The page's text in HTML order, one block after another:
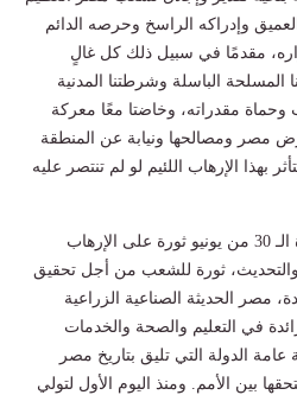
وإدراكه الراسخ وحرصه الدائم
مقدمًا في سبيل ذلك كل غالٍ
المسلحة الباسلة وشرطتنا المدنية
وحماة مقدراته، وخاضتا معًا معركة
مصر ومصالحها ونيابة عن المنطقة
بهذا الإرهاب اللئيم لو لم تنتصر عليه
أبناء مصر الكرام، لقد كانت ثورة الـ 30 من يونيو ثورة على الإرهاب
والتحديث، ثورة للشعب من أجل تحقيق
مصر الحديثة الصناعية الزراعية
في التعليم والصحة والخدمات
الدولة التي تليق بتاريخ مصر
بين الأمم. ومنذ اليوم الأول لتولي